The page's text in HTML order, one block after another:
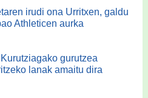
irudi ona Urritxen, galdu
Athleticen aurka
gurutzea
lanak amaitu dira